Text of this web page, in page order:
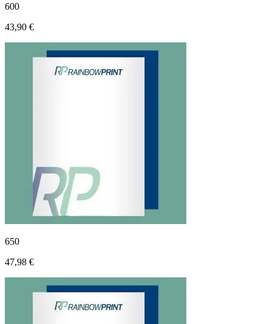
600
43,90 €
650
47,98 €